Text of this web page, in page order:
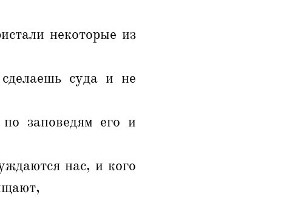
некоторые из
суда и не
заповедям его и
нас, и кого